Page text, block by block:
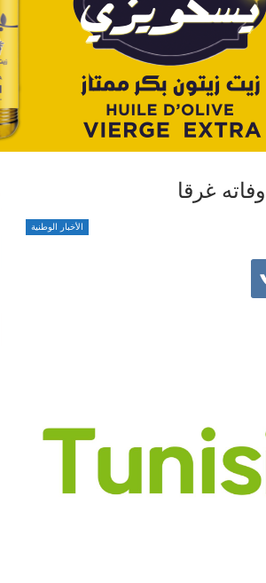
الأخبار الوطنية